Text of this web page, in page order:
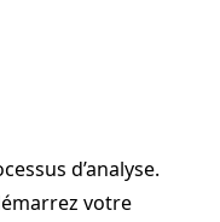
d’analyse.
votre